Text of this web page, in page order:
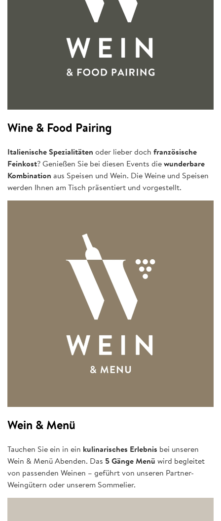
Wine & Food Pairing
Italienische Spezialitäten oder lieber doch französische
Feinkost? Genießen Sie bei diesen Events diewunderbare
Kombination aus Speisen und Wein. Die Weine und Speisen
werden Ihnen am Tisch präsentiert und vorgestellt.
Wein & Menü
Tauchen Sie ein in ein kulinarisches Erlebnis bei unseren
Wein & Menü Abenden. Das 5 Gänge Menü wird begleitet
von passenden Weinen – geführt von unseren Partner-
Weingütern oder unserem Sommelier.